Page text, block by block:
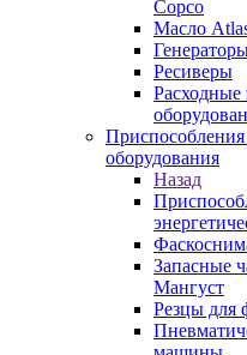
Copco
Масло
Ресиверы
Расходные
Приспособления
оборудования
Назад
Запасные
Мангуст
Резцы для